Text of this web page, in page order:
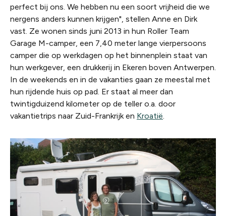
perfect bij ons. We hebben nu een soort vrijheid die we
nergens anders kunnen krijgen", stellen Anne en Dirk
vast. Ze wonen sinds juni 2013 in hun Roller Team
Garage M-camper, een 7,40 meter lange vierpersoons
camper die op werkdagen op het binnenplein staat van
hun werkgever, een drukkerij in Ekeren boven Antwerpen.
In de weekends en in de vakanties gaan ze meestal met
hun rijdende huis op pad. Er staat al meer dan
twintigduizend kilometer op de teller o.a. door
vakantietrips naar Zuid-Frankrijk en Kroatië.